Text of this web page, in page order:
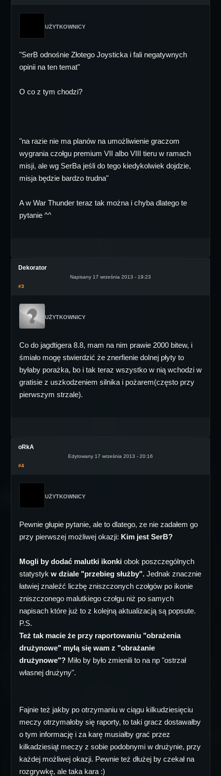
UŻYTKOWNICY
"SerB odnośnie Złotego Joysticka i fali negatywnych
opinii na ten temat"
O co z tym chodzi?
"na razie nie ma planów na umożliwienie graczom
wygrania czołgu premium VII albo VIII tieru w ramach
misji, ale wg SerBa jeśli do tego kiedykolwiek dojdzie,
misja będzie bardzo trudna"
A w War Thunder teraz tak można i chyba dlatego te
pytanie ^^
Dekorator
Napisany 17 września 2013 - 19:23
#3
UŻYTKOWNICY
Co do jagdtigera 8.8, mam na nim prawie 2000 bitew, i
śmiało mogę stwierdzić że znerfienie dolnej płyty to
byłaby porażka, bo i tak teraz wszystko w nią wchodzi w
gratisie z uszkodzeniem silnika i pożarem(często przy
pierwszym strzale).
oRkA
Edytowany 17 września 2013 - 20:16
#4
UŻYTKOWNICY
Pewnie głupie pytanie, ale to dlatego, ze nie zadałem go
przy pierwszej możliwej okazji: Kim jest SerB?
Mogli by dodać malutki ikonki obok poszczególnych
statystyk w dziale "przebieg służby". Jednak znacznie
łatwiej znaleźć liczbę zniszczonych czołgów po ikonie
zniszczonego malutkiego czołgu niż po samych
napisach które już to z kolejną aktualizacją są popsute.
P.S.
Też tak macie że przy raportowaniu "obrażenia
drużynowe" mylą się wam z "obrażanie
drużynowe"? Miło by było zmienili to na np "ostrzał
własnej drużyny".
Fajnie też jakby po otrzymaniu w ciągu kilkudziesięciu
meczy otrzymałoby się raporty, to taki gracz dostawałby
o tym informację i za karę musiałby grać przez
kilkadziesiąt meczy z sobie podobnymi w drużynie, przy
każdej możliwej okazji. Pewnie też dłużej by czekał na
rozgrywkę, ale taka kara :)